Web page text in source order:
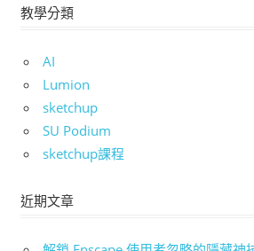
教學分類
AI
Lumion
sketchup
SU Podium
sketchup課程
近期文章